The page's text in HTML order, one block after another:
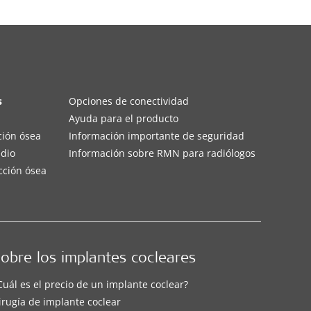
ósea
ósea
Opciones de conectividad
Ayuda para el producto
Información importante de seguridad
Información sobre RMN para radiólogos
los implantes cocleares
es el precio de un implante coclear?
de implante coclear